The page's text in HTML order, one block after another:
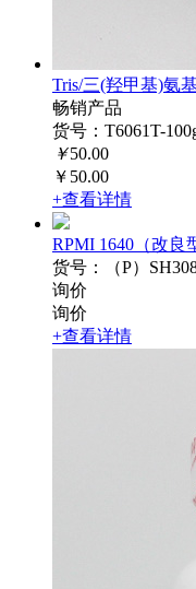
Tris/三(羟甲基)氨
畅销产品
货号：T6061T-
￥50.00
￥50.00
+查看详情
RPMI 1640（改良
货号：（P）
询价
询价
+查看详情